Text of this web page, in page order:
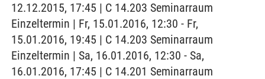
12.12.2015, 17:45 | C 14.203 Seminarraum
Einzeltermin | Fr, 15.01.2016, 12:30 - Fr,
15.01.2016, 19:45 | C 14.203 Seminarraum
Einzeltermin | Sa, 16.01.2016, 12:30 - Sa,
16.01.2016, 17:45 | C 14.201 Seminarraum